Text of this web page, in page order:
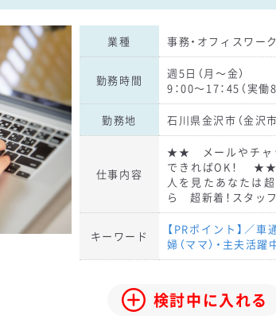
業種 事務・オフィスワー
勤務時間
週5日（月～金）
9：00～17：45（実
勤務地 石川県金沢市（金沢
仕事内容
★★ メールやチャ
できればOK！ ★★
人を見たあなたは
ら 超新着！スタッ
キーワード
【PRポイント】／
婦（ママ）・主夫活
検討中に入れる